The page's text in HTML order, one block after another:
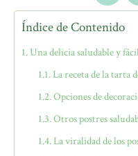
Índice de Contenido
Una delicia saludable y
La receta de la tarta
Opciones de
Otros postres
La viralidad de los